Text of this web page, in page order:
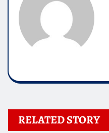
RELATED STORY